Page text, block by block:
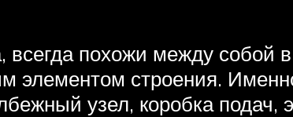
похожи между собой
элементом строения.
узел, коробка подач,